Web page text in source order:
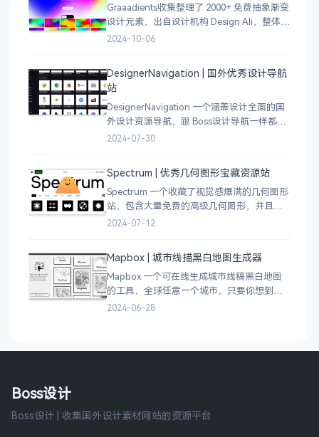
Graaadients收集整理了 2000+ 免费抽象渐变
设计元素，出自设计机构 Design Ali，整体渐
变色比较鲜艳，更像是 AI 生成的元素，需要
2024-10-06
DesignerNavigation | 国外优秀设计导航
站
DesignerNavigation 一个涵盖设计全面的国
外设计资源导航，跟 Boss设计导航一样都是
分门别类的划分设计灵感、资讯、UI 资源、
2024-07-30
Spectrum | 优秀几何图形宝藏资源站
Spectrum 一个收藏了视觉感爆满的几何图形
站，包含大量免费的高级几何图形，并且每
周都会更新 100 个几何图案，不断的完善能
2024-07-12
Mapbox | 城市线描黑白地图生成器
Mapbox 一个可在线生成城市线稿黑白地图
的工具，全球任意一个城市，只要你想到的
城市，直接搜索城市名称，自动生成该城市
2024-06-28
Boss设计
Boss设计 | 收集国外设计素材网站的资源平台